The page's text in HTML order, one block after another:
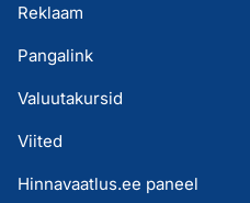
Reklaam
Pangalink
Valuutakursid
Viited
Hinnavaatlus.ee paneel